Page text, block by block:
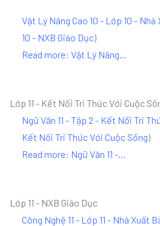
Vật Lý Nâng Cao 10 - Lớp 10 - Nhà
10 - NXB Giáo Dục)
Read more: Vật Lý Nâng...
Lớp 11 - Kết Nối Tri Thức Với Cuộc
Ngữ Văn 11 - Tập 2 - Kết Nối Tri
Kết Nối Tri Thức Với Cuộc Sống)
Read more: Ngữ Văn 11 -...
Lớp 11 - NXB Giáo Dục
Công Nghệ 11 - Lớp 11 - Nhà Xuất